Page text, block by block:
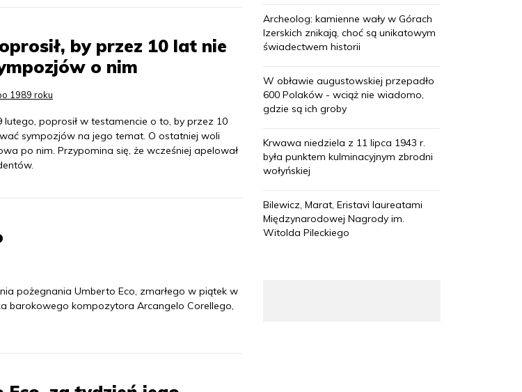
by przez 10 lat nie
o nim
1989 roku
lutego, poprosił w testamencie o to, by przez 10
sympozjów na jego temat. O ostatniej woli
po nim. Przypomina się, że wcześniej apelował
pożegnania Umberto Eco, zmarłego w piątek w
barokowego kompozytora Arcangelo Corellego,
Archeolog: kamienne wały w Górach
Izerskich znikają, choć są unikatowym
świadectwem historii
W obławie augustowskiej przepadło
600 Polaków - wciąż nie wiadomo,
gdzie są ich groby
Krwawa niedziela z 11 lipca 1943 r.
była punktem kulminacyjnym zbrodni
wołyńskiej
Bilewicz, Marat, Eristavi laureatami
Międzynarodowej Nagrody im.
Witolda Pileckiego